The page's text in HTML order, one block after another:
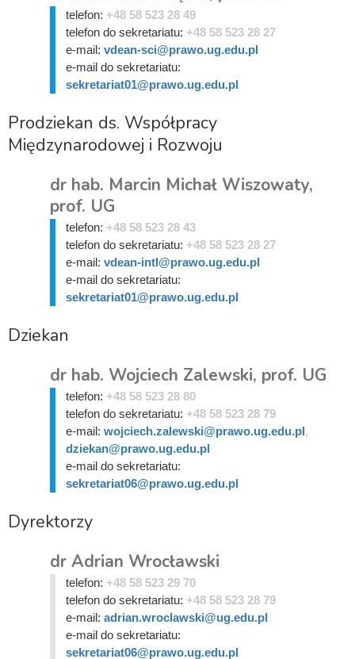
telefon: +48 58 523 28 49
telefon do sekretariatu: +48 58 523 28 27
e-mail: vdean-sci@prawo.ug.edu.pl
e-mail do sekretariatu:
sekretariat01@prawo.ug.edu.pl
Prodziekan ds. Współpracy
Międzynarodowej i Rozwoju
dr hab. Marcin Michał Wiszowaty,
prof. UG
telefon: +48 58 523 28 43
telefon do sekretariatu: +48 58 523 28 27
e-mail: vdean-intl@prawo.ug.edu.pl
e-mail do sekretariatu:
sekretariat01@prawo.ug.edu.pl
Dziekan
dr hab. Wojciech Zalewski, prof. UG
telefon: +48 58 523 28 80
telefon do sekretariatu: +48 58 523 28 79
e-mail: wojciech.zalewski@prawo.ug.edu.pl,
dziekan@prawo.ug.edu.pl
e-mail do sekretariatu:
sekretariat06@prawo.ug.edu.pl
Dyrektorzy
dr Adrian Wrocławski
telefon: +48 58 523 29 70
telefon do sekretariatu: +48 58 523 28 79
e-mail: adrian.wroclawski@ug.edu.pl
e-mail do sekretariatu:
sekretariat06@prawo.ug.edu.pl